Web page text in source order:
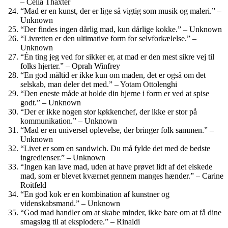
“Mad er en kunst, der er lige så vigtig som musik og maleri.” –
Unknown
“Der findes ingen dårlig mad, kun dårlige kokke.” – Unknown
“Livretten er den ultimative form for selvforkælelse.” –
Unknown
“Én ting jeg ved for sikker er, at mad er den mest sikre vej til
folks hjerter.” – Oprah Winfrey
“En god måltid er ikke kun om maden, det er også om det
selskab, man deler det med.” – Yotam Ottolenghi
“Den eneste måde at holde din hjerne i form er ved at spise
godt.” – Unknown
“Der er ikke nogen stor køkkenchef, der ikke er stor på
kommunikation.” – Unknown
“Mad er en universel oplevelse, der bringer folk sammen.” –
Unknown
“Livet er som en sandwich. Du må fylde det med de bedste
ingredienser.” – Unknown
“Ingen kan lave mad, uden at have prøvet lidt af det elskede
mad, som er blevet kværnet gennem manges hænder.” – Carine
Roitfeld
“En god kok er en kombination af kunstner og
videnskabsmand.” – Unknown
“God mad handler om at skabe minder, ikke bare om at få dine
smagsløg til at eksplodere.” – Rinaldi